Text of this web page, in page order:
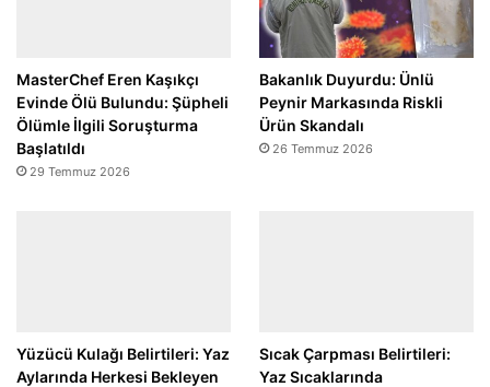
MasterChef Eren Kaşıkçı
Evinde Ölü Bulundu: Şüpheli
Ölümle İlgili Soruşturma
Başlatıldı
29 Temmuz 2026
Bakanlık Duyurdu: Ünlü
Peynir Markasında Riskli
Ürün Skandalı
26 Temmuz 2026
Yüzücü Kulağı Belirtileri: Yaz
Aylarında Herkesi Bekleyen
Sıcak Çarpması Belirtileri:
Yaz Sıcaklarında